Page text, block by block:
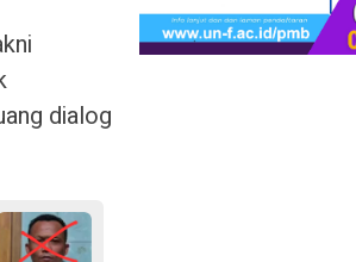
dialog